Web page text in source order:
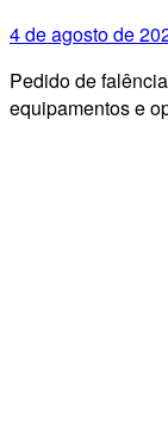
4 de agosto de
Pedido de
equipamentos e